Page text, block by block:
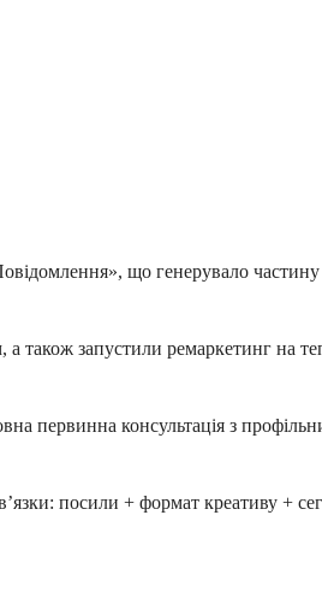
що генерувало
а також запустили ремаркетинг на
первинна консультація з
посили + формат креативу +